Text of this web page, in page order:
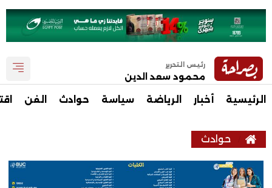
رئيس التحرير
محمود سعد الدين
الرئيسية أخبار الرياضة سياسة حوادث الفن
حوادث